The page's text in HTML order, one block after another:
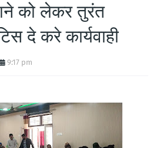
को लेकर तुरंत
दे करे कार्यवाही
9:17 pm